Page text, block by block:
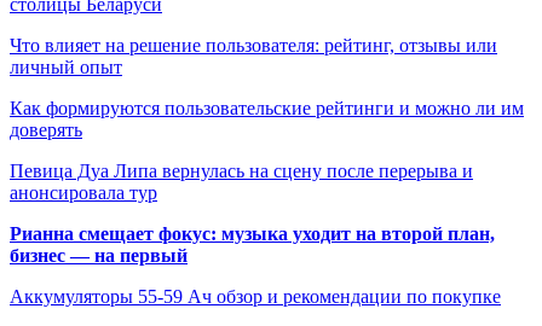
столицы Беларуси
Что влияет на решение пользователя: рейтинг, отзывы или
личный опыт
Как формируются пользовательские рейтинги и можно ли им
доверять
Певица Дуа Липа вернулась на сцену после перерыва и
анонсировала тур
Рианна смещает фокус: музыка уходит на второй план,
бизнес — на первый
Аккумуляторы 55-59 Ач обзор и рекомендации по покупке